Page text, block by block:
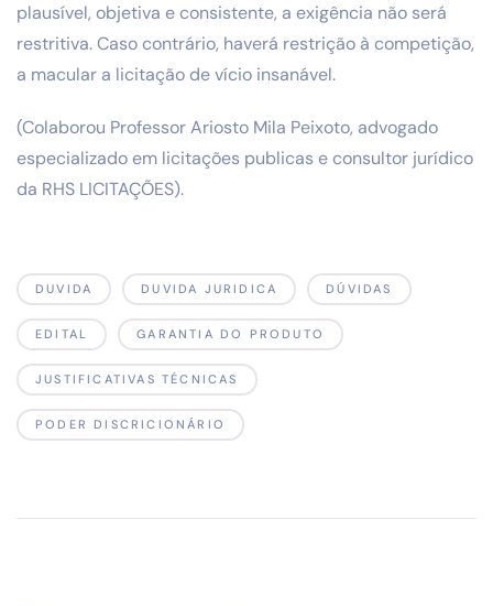
plausível, objetiva e consistente, a exigência não será
restritiva. Caso contrário, haverá restrição à competição,
a macular a licitação de vício insanável.
(Colaborou Professor Ariosto Mila Peixoto, advogado
especializado em licitações publicas e consultor jurídico
da RHS LICITAÇÕES).
DUVIDA DUVIDA JURIDICA DÚVIDAS
EDITAL GARANTIA DO PRODUTO
JUSTIFICATIVAS TÉCNICAS
PODER DISCRICIONÁRIO